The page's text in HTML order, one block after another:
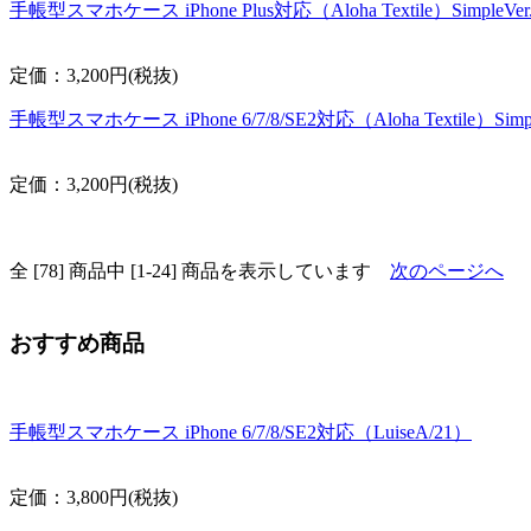
手帳型スマホケース iPhone Plus対応（Aloha Textile）SimpleVer.
定価：3,200円(税抜)
手帳型スマホケース iPhone 6/7/8/SE2対応（Aloha Textile）
定価：3,200円(税抜)
全 [78] 商品中 [1-24] 商品を表示しています 次のページへ
おすすめ商品
手帳型スマホケース iPhone 6/7/8/SE2対応（LuiseA/21）
定価：3,800円(税抜)